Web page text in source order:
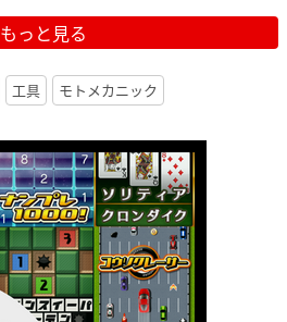
もっと見る
工具 モトメカニック